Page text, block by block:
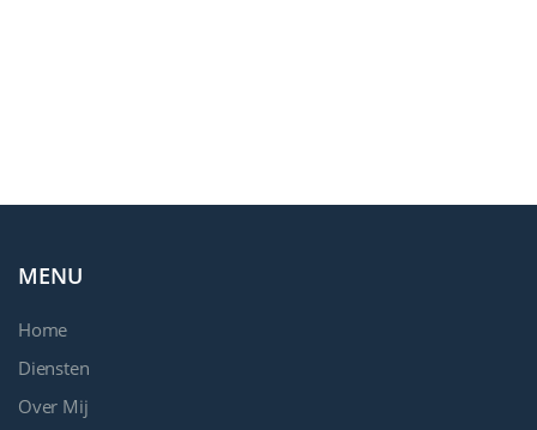
MENU
Home
Diensten
Over Mij